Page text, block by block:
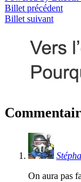
Billet précédent
Billet suivant
On aura pas